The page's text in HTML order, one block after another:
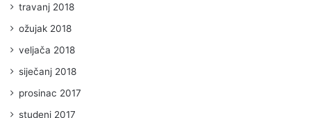
travanj 2018
ožujak 2018
veljača 2018
siječanj 2018
prosinac 2017
studeni 2017